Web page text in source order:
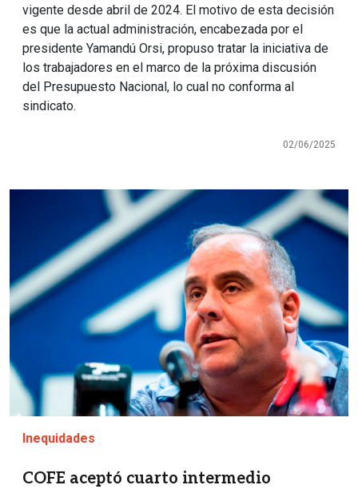
vigente desde abril de 2024. El motivo de esta decisión
es que la actual administración, encabezada por el
presidente Yamandú Orsi, propuso tratar la iniciativa de
los trabajadores en el marco de la próxima discusión
del Presupuesto Nacional, lo cual no conforma al
sindicato.
02/06/2025
Inequidades
COFE aceptó cuarto intermedio